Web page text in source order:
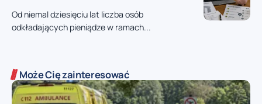
Od niemal dziesięciu lat liczba osób
odkładających pieniądze w ramach...
Może Cię zainteresować